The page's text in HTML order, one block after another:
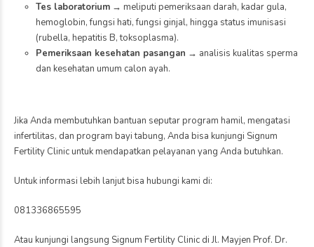
Tes laboratorium → meliputi pemeriksaan darah, kadar gula,
hemoglobin, fungsi hati, fungsi ginjal, hingga status imunisasi
(rubella, hepatitis B, toksoplasma).
Pemeriksaan kesehatan pasangan → analisis kualitas sperma
dan kesehatan umum calon ayah.
Jika Anda membutuhkan bantuan seputar program hamil, mengatasi
infertilitas, dan program bayi tabung, Anda bisa kunjungi Signum
Fertility Clinic untuk mendapatkan pelayanan yang Anda butuhkan.
Untuk informasi lebih lanjut bisa hubungi kami di:
081336865595
Atau kunjungi langsung Signum Fertility Clinic di Jl. Mayjen Prof. Dr.